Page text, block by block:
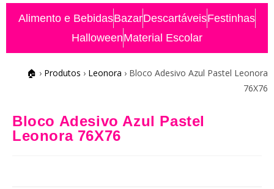
Alimento e BebidasBazarDescartáveisFestinhas
HalloweenMaterial Escolar
🏠 › Produtos › Leonora › Bloco Adesivo Azul Pastel Leonora
76X76
Bloco Adesivo Azul Pastel
Leonora 76X76